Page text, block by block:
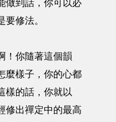
做到話，你可以必
修法。
你隨著這個韻
麼樣子，你的心都
樣的話，你就以
修出禪定中的最高